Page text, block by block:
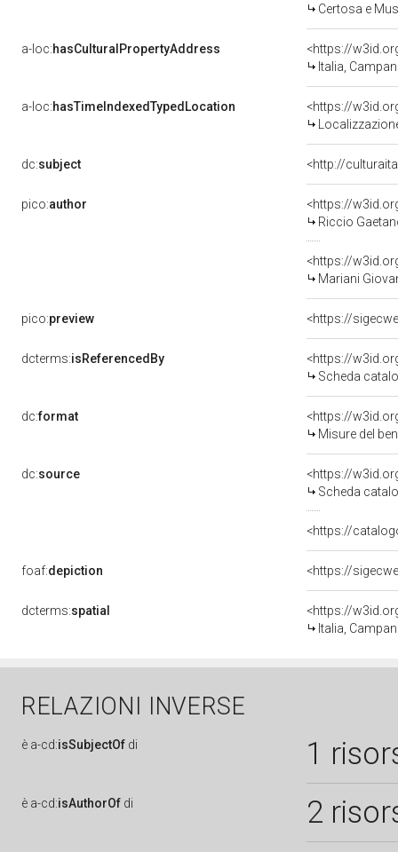
Certosa e
a-loc:hasCulturalPropertyAddress
<https://
Italia,
a-loc:hasTimeIndexedTypedLocation
<https://
dc:subject <http://
pico:author
<https://
Riccio
<https://
Mariani
pico:preview <https://
dcterms:isReferencedBy
<https://
Scheda
dc:format
<https://
Misure del
dc:source
<https://
Scheda
<https://
foaf:depiction <https://
dcterms:spatial
<https://
Italia,
RELAZIONI INVERSE
è a-cd:isSubjectOf di 1
è a-cd:isAuthorOf di 2